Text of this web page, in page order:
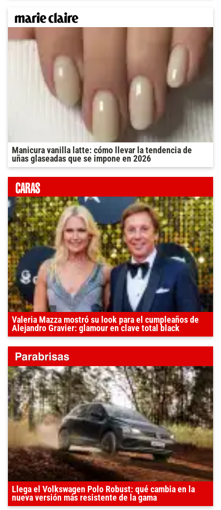
Manicura vanilla latte: cómo llevar la tendencia de
uñas glaseadas que se impone en 2026
Valeria Mazza mostró su look para el cumpleaños de
Alejandro Gravier: glamour en clave total black
Llega el Volkswagen Polo Robust: qué cambia en la
nueva versión más resistente de la gama